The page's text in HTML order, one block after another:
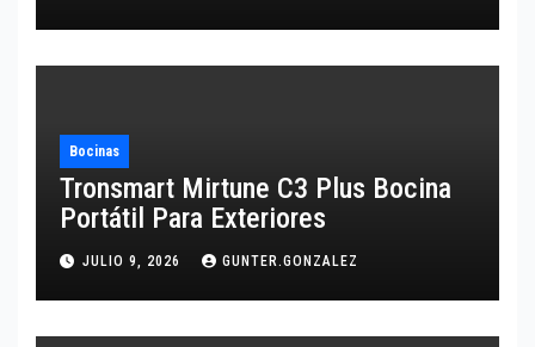
Bocinas
Tronsmart Mirtune C3 Plus Bocina
Portátil Para Exteriores
JULIO 9, 2026 GUNTER.GONZALEZ